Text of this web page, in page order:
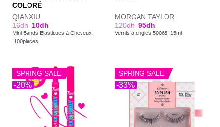
COLORÉ
QIANXIU
16dh 10dh
Mini Bands Elastiques à Cheveux
.100pièces
MORGAN TAYLOR
120dh 95dh
Vernis à ongles 50065. 15ml
-20%
SPRING SALE
-33%
SPRING SALE